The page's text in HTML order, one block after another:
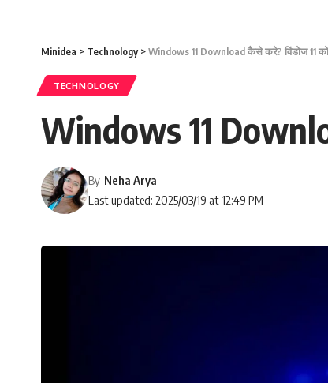
Minidea > Technology>Windows 11 Download कैसे करे? विंडोज 11
TECHNOLOGY
Windows 11
Last updated: 2025/03/19 at 12:49 PM
By Neha Arya